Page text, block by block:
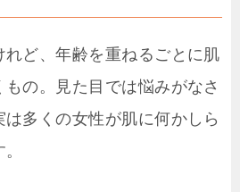
れど、年齢を重ねるごとに肌
の。見た目では悩みがなさ
多くの女性が肌に何かしら